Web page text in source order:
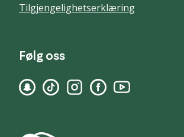
Tilgjengelighetserklæring
Følg oss